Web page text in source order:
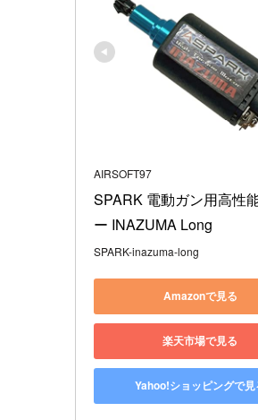
AIRSOFT97
SPARK 電動ガン用高性
ー INAZUMA Long
SPARK-inazuma-long
Amazonで見る
楽天市場で見る
Yahoo!ショッピングで見